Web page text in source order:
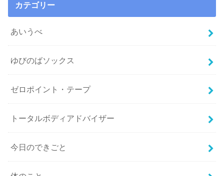
カテゴリー
あいうべ
ゆびのばソックス
ゼロポイント・テープ
トータルボディアドバイザー
今日のできごと